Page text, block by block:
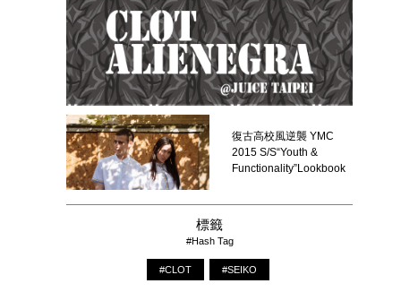
復古高校風逆襲 YMC
2015 S/S“Youth &
Functionality”Lookbook
標籤
#Hash Tag
#CLOT #SEIKO